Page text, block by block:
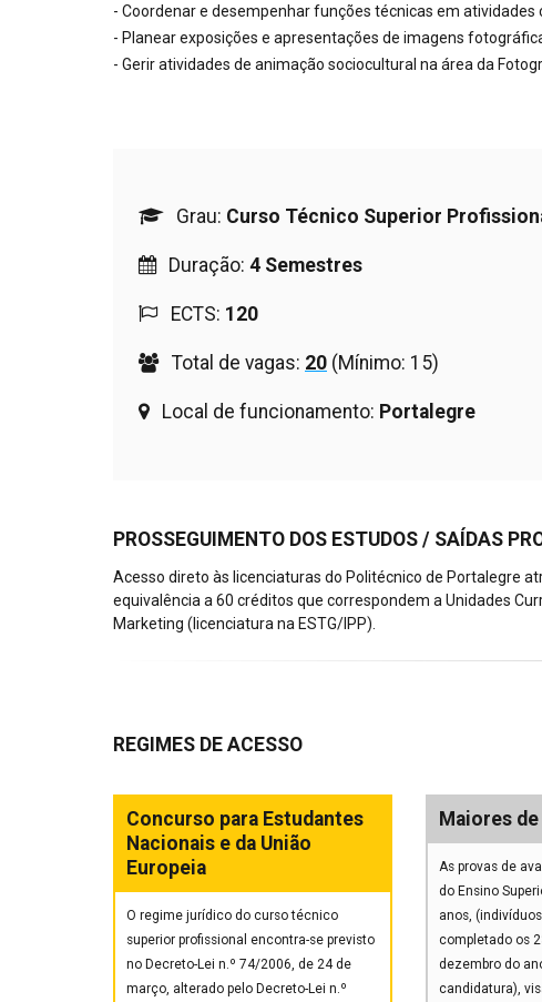
- Coordenar e desempenhar funções técnicas em atividades
- Planear exposições e apresentações de imagens
- Gerir atividades de animação sociocultural na área da
Grau: Curso Técnico Superior
Duração: 4 Semestres
ECTS: 120
Total de vagas: 20 (Mínimo: 15)
Local de funcionamento: Portalegre
PROSSEGUIMENTO DOS ESTUDOS / SAÍDAS
Acesso direto às licenciaturas do Politécnico de Portalegre
equivalência a 60 créditos que correspondem a Unidades
Marketing (licenciatura na ESTG/IPP).
REGIMES DE ACESSO
Concurso para Estudantes
Nacionais e da União
Europeia
O regime jurídico do curso técnico
superior profissional encontra-se previsto
no Decreto-Lei n.º 74/2006, de 24 de
março, alterado pelo Decreto-Lei n.º
Maiores
As provas de
do Ensino
anos,
completado os
dezembro do
candidatura),